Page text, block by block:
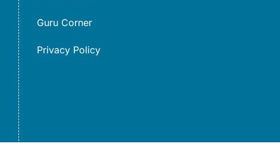
Guru Corner
Privacy Policy